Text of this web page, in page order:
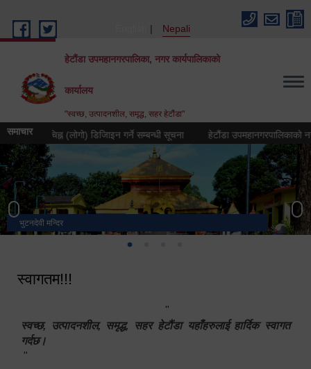
Nepali
हेटौंडा उपमहानगरपालिका, नगर कार्यपालिकाको
कार्यालय
"स्वच्छ, उत्पादनशील, समृद्ध, सहर हेटौंडा"
समाचारचिह्न (लोगो) डिजिाइन गर्ने सम्बन्धी सूचना हेटौंडा उपमहानगरपालिकाको नगर
भुटनदेवी मन्दिर
स्मारक
हेटौंडा उपमहानगरपालिका नगर कार्यपालिकाको कार्यालय
मनकामना डाँडाबाट देखिएको दृश्य
स्वागतम!!!
"
स्वच्छ, उत्पादनशील, समृद्ध, सहर हेटौंडा यहाँहरुलाई हार्दिक स्वागत
गर्दछ।
"